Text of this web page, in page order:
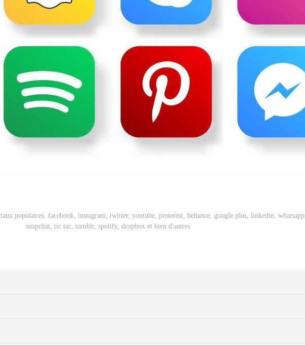
populaires. facebook, instagram, twitter, youtube, pinterest, behance, google plus, linkedin, whatsapp,
snapchat, tic tac, tumblr, spotify, dropbox et bien d'autres